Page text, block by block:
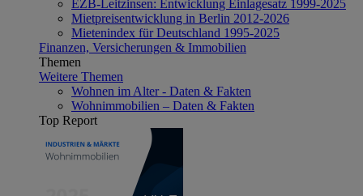
EZB-Leitzinsen: Entwicklung Einlagesatz 1999-2025
Mietpreisentwicklung in Berlin 2012-2026
Mietenindex für Deutschland 1995-2025
Finanzen, Versicherungen & Immobilien
Themen
Weitere Themen
Wohnen im Alter - Daten & Fakten
Wohnimmobilien – Daten & Fakten
Top Report